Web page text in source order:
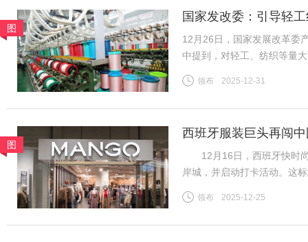
图
国家发改委：引导轻
12月26日，国家发展改革委
中提到，对轻工、纺织等量
吸纳就业等方面发挥着重要
领布 2025-12-31
图
西班牙服装巨头再闯
12月16日，西班牙快时尚
岸城，并启动打卡活动。
20世纪80年代初，西班牙开
领布 2025-12-25